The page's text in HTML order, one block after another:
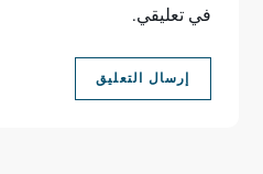
في تعليقي.